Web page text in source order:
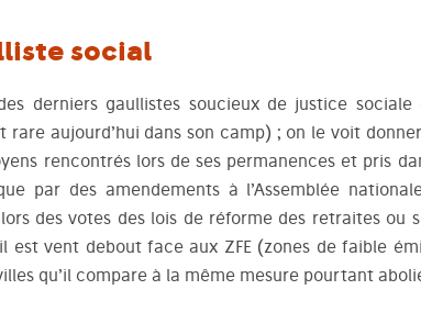
social
derniers gaullistes soucieux de justice
rare aujourd’hui dans son camp) ; on le voit
rencontrés lors de ses permanences et pris
par des amendements à l’Assemblée
des votes des lois de réforme des retraites ou
est vent debout face aux ZFE (zones de faible
qu’il compare à la même mesure pourtant